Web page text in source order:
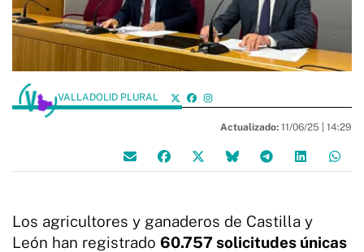
VALLADOLID PLURAL
Actualizado: 11/06/25 | 14:29
Los agricultores y ganaderos de Castilla y
León han registrado 60.757 solicitudes únicas